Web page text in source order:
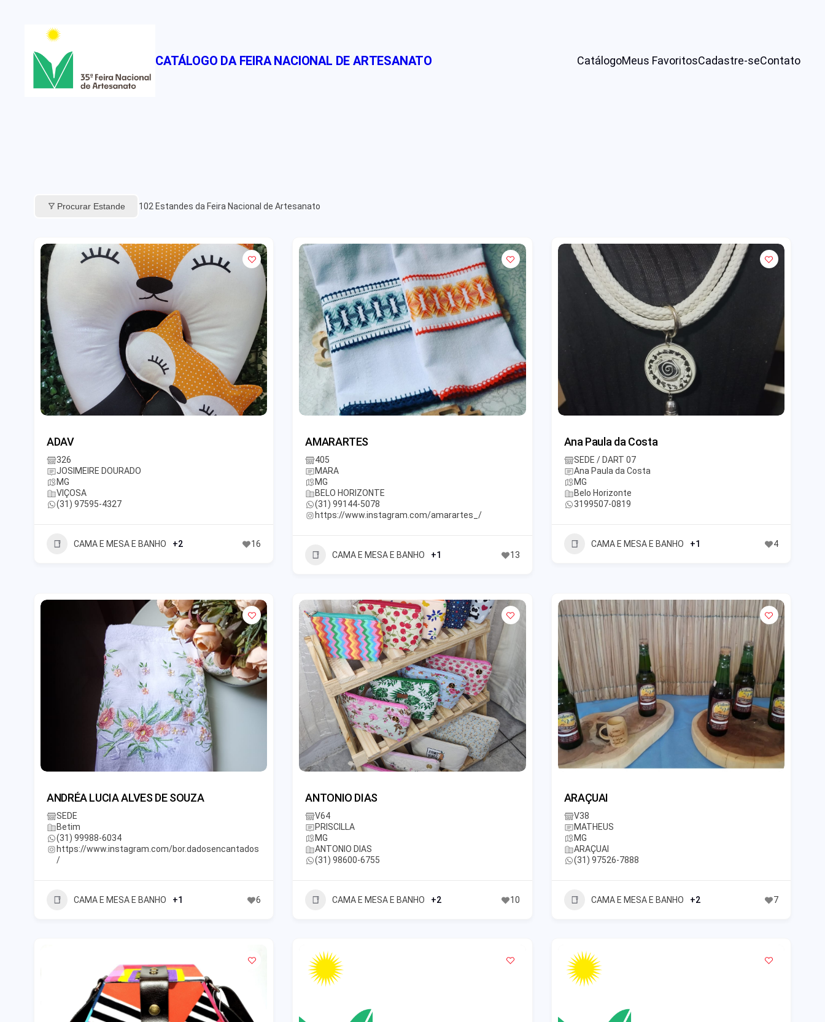
conteúdo
CATÁLOGO DA FEIRA NACIONAL DE ARTESANATO CatálogoMeus FavoritosCadastre-seContato
Procurar Estande 102 Estandes da Feira Nacional de Artesanato
ADAV
326
JOSIMEIRE DOURADO
MG
VIÇOSA
(31) 97595-4327
CAMA E MESA E BANHO +2 16
AMARARTES
405
MARA
MG
BELO HORIZONTE
(31) 99144-5078
https://www.instagram.com/amarartes_/
CAMA E MESA E BANHO +1 13
Ana Paula da Costa
SEDE / DART 07
Ana Paula da Costa
MG
Belo Horizonte
3199507-0819
CAMA E MESA E BANHO +1 4
ANDRÉA LUCIA ALVES DE SOUZA
SEDE
Betim
(31) 99988-6034
https://www.instagram.com/bor.dadosencantados
/
CAMA E MESA E BANHO +1 6
ANTONIO DIAS
V64
PRISCILLA
MG
ANTONIO DIAS
(31) 98600-6755
CAMA E MESA E BANHO +2 10
ARAÇUAI
V38
MATHEUS
MG
ARAÇUAI
(31) 97526-7888
CAMA E MESA E BANHO +2 7